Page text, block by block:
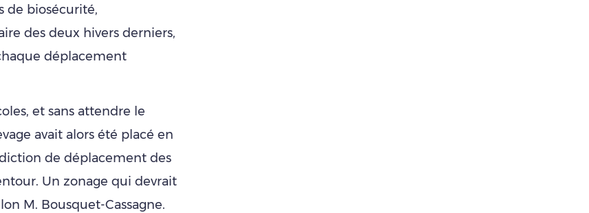
de biosécurité,
des deux hivers derniers,
déplacement
et sans attendre le
avait alors été placé en
de déplacement des
Un zonage qui devrait
M. Bousquet-Cassagne.